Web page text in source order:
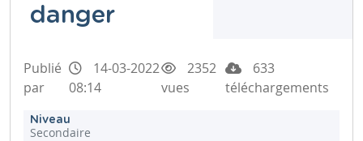
danger
Publié
par
14-03-2022
08:14
2352
vues
633
téléchargements
Niveau
Secondaire